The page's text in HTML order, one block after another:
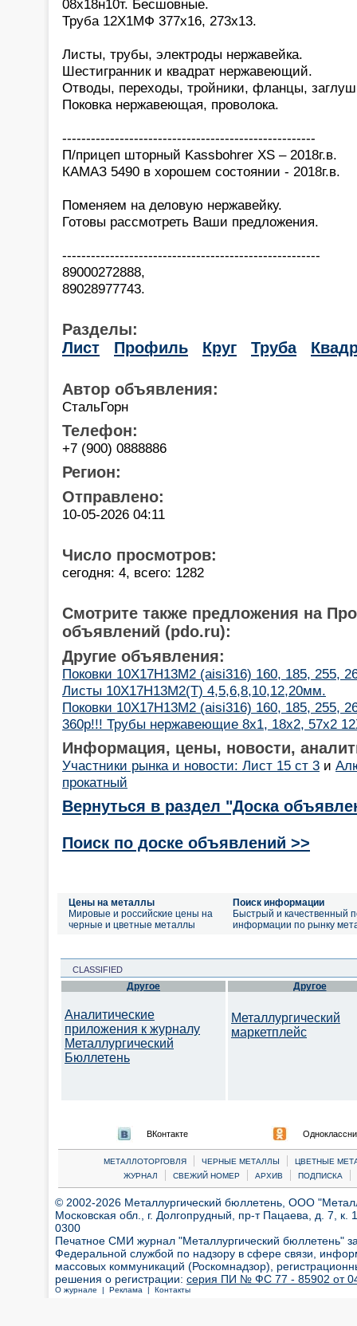
08х18н10т. Бесшовные.
Труба 12Х1МФ 377х16, 273х13.
Листы, трубы, электроды нержавейка.
Шестигранник и квадрат нержавеющий.
Отводы, переходы, тройники, фланцы,
Поковка нержавеющая, проволока.
-----------------------------------------------------
П/прицеп шторный Kassbohrer XS – 2018г.в.
КАМАЗ 5490 в хорошем состоянии - 2018г.в.
Поменяем на деловую нержавейку.
Готовы рассмотреть Ваши предложения.
------------------------------------------------------
89000272888,
89028977743.
Разделы:
Лист
Профиль Круг Труба
Автор объявления:
СтальГорн
Телефон:
+7 (900) 0888886
Регион:
Отправлено:
10-05-2026 04:11
Число просмотров:
сегодня: 4, всего: 1282
Смотрите также предложения на
объявлений (pdo.ru):
Другие объявления:
Поковки 10Х17Н13М2 (aisi316) 160, 185, 255,
Листы 10Х17Н13М2(Т) 4,5,6,8,10,12,20мм.
Поковки 10Х17Н13М2 (aisi316) 160, 185, 255,
360р!!! Трубы нержавеющие 8х1, 18х2, 57х2
Информация, цены, новости,
Участники рынка и новости: Лист 15 ст 3 и
прокатный
Вернуться в раздел "Доска
Поиск по доске объявлений >>
Цены на металлы
Мировые и российские цены на
черные и цветные металлы
Поиск информации
Быстрый и качественный
информации по рынку
CLASSIFIED
Другое
Аналитические
приложения к журналу
Металлургический
Бюллетень
Другое
Металлургический
маркетплейс
ВКонтакте
МЕТАЛЛОТОРГОВЛЯ | ЧЕРНЫЕ МЕТАЛЛЫ |
ЦВЕТНЫЕ
ЖУРНАЛ
| СВЕЖИЙ НОМЕР | АРХИВ | ПОДПИСКА |
© 2002-2026 Металлургический бюллетень, ООО
Московская обл., г. Долгопрудный, пр-т Пацаева, д. 7,
0300
Печатное СМИ журнал "Металлургический бюллетень"
Федеральной службой по надзору в сфере связи,
массовых коммуникаций (Роскомнадзор),
решения о регистрации: серия ПИ № ФС 77 - 85902 от 04
О журнале | Реклама | Контакты